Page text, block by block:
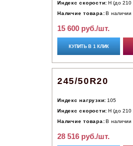
Индекс скорости: H (до 210
Наличие товара: В наличии
15 600 руб./шт.
КУПИТЬ В 1 КЛИК
245/50R20
Индекс нагрузки: 105
Индекс скорости: H (до 210
Наличие товара: В наличии
28 516 руб./шт.